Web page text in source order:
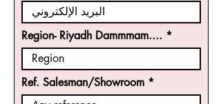
Region- Riyadh Dammmam....
Ref. Salesman/Showroom